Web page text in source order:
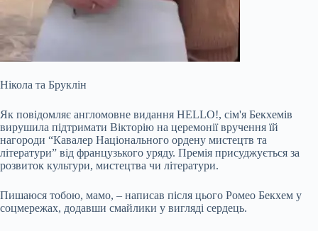
Нікола та Бруклін
Як повідомляє англомовне видання HELLO!, сім'я Бекхемів
вирушила підтримати Вікторію на церемонії вручення їй
нагороди “Кавалер Національного ордену мистецтв та
літератури” від французького уряду. Премія присуджується за
розвиток культури, мистецтва чи літератури.
Пишаюся тобою, мамо, – написав після цього Ромео Бекхем у
соцмережах, додавши смайлики у вигляді сердець.